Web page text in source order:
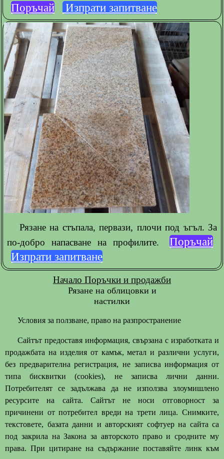
Поръчай Изпрати запитване
Рязане на стъпала, первази, плочи под ъгъл. За
по-добро напасване на профилите.
Поръчай
Изпрати запитване
Начало Поръчки и продажби
Рязане на облицовки и
настилки
Условия за ползване, право на разпространение
Сайтът предоставя информация, свързана с изработката и
продажбата на изделия от камък, метал и различни услуги,
без предварителна регистрация, не записва информация от
типа бисквитки (cookies), не записва лични данни.
Потребителят се задължава да не използва злоумишлено
ресурсите на сайта. Сайтът не носи отговорност за
причинени от потребител вреди на трети лица. Снимките,
текстовете, базата данни и авторският софтуер на сайта са
под закрила на Закона за авторското право и сродните му
права. При цитиране на съдържание поставяйте линк към